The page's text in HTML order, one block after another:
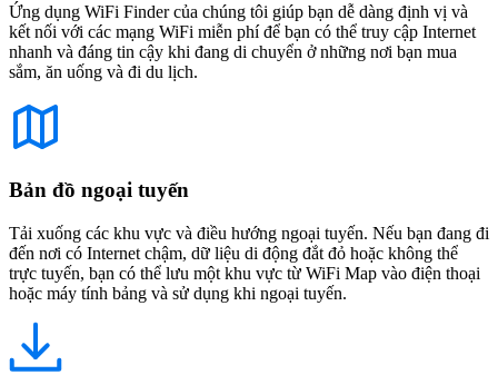
Ứng dụng WiFi Finder của chúng tôi giúp bạn dễ dàng định vị và
kết nối với các mạng WiFi miễn phí để bạn có thể truy cập Internet
nhanh và đáng tin cậy khi đang di chuyển ở những nơi bạn mua
sắm, ăn uống và đi du lịch.
Bản đồ ngoại tuyến
Tải xuống các khu vực và điều hướng ngoại tuyến. Nếu bạn đang đi
đến nơi có Internet chậm, dữ liệu di động đắt đỏ hoặc không thể
trực tuyến, bạn có thể lưu một khu vực từ WiFi Map vào điện thoại
hoặc máy tính bảng và sử dụng khi ngoại tuyến.